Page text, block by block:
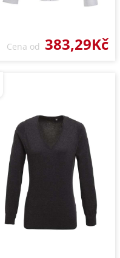
Cena od 383,29Kč